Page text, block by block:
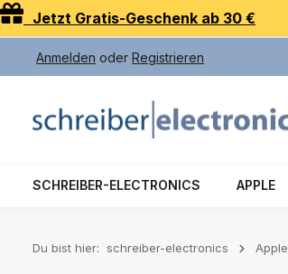
Hauptinhalt springen
Zur Suche springen
Zur Hauptnavigation springen
Jetzt Gratis-Geschenk ab 30 €
Anmelden oder Registrieren
SCHREIBER-ELECTRONICS APPLE
Du bist hier: schreiber-electronics Apple